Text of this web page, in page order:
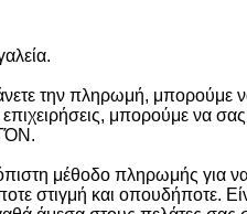
την πληρωμή,
μπορούμε να
μέθοδο πληρωμής για
στιγμή και οπουδήποτε.